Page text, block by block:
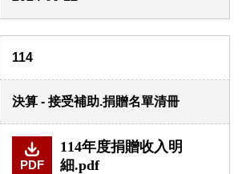
114
決算 - 接受補助.捐贈名單清冊
PDF
114年度捐贈收入明
細.pdf